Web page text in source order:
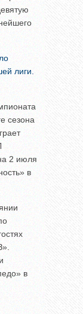
лиги.
сезона
2 июля
в
в